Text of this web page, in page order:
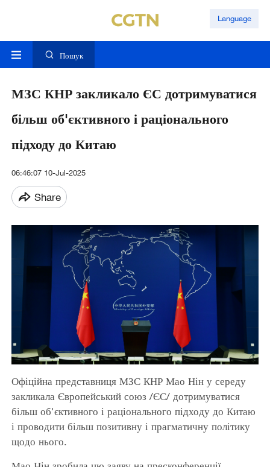
Language
Пошук
МЗС КНР закликало ЄС дотримуватися
більш об'єктивного і раціонального
підходу до Китаю
06:46:07 10-Jul-2025
Share
Офіційна представниця МЗС КНР Мао Нін у середу
закликала Європейський союз /ЄС/ дотримуватися
більш об'єктивного і раціонального підходу до Китаю
і проводити більш позитивну і прагматичну політику
щодо нього.